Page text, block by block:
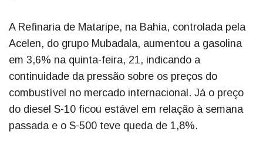
A Refinaria de Mataripe, na Bahia, controlada pela
Acelen, do grupo Mubadala, aumentou a gasolina
em 3,6% na quinta-feira, 21, indicando a
continuidade da pressão sobre os preços do
combustível no mercado internacional. Já o preço
do diesel S-10 ficou estável em relação à semana
passada e o S-500 teve queda de 1,8%.